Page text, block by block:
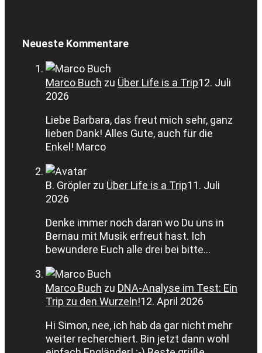
Neueste Kommentare
Marco Buch zu Über Life is a Trip12. Juli
2026
Liebe Barbara, das freut mich sehr, ganz
lieben Dank! Alles Gute, auch für die
Enkel! Marco
B. Gröpler zu Über Life is a Trip11. Juli
2026
Denke immer noch daran wo Du uns in
Bernau mit Musik erfreut hast. Ich
bewundere Euch alle drei bei bitte…
Marco Buch zu DNA-Analyse im Test: Ein
Trip zu den Wurzeln!12. April 2026
Hi Simon, nee, ich hab da gar nicht mehr
weiter recherchiert. Bin jetzt dann wohl